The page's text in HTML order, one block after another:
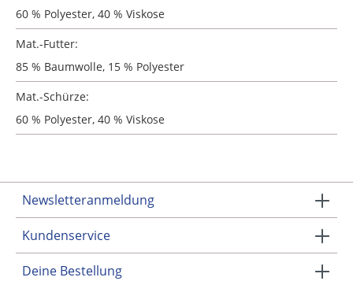
60 % Polyester, 40 % Viskose
Mat.-Futter:
85 % Baumwolle, 15 % Polyester
Mat.-Schürze:
60 % Polyester, 40 % Viskose
Newsletteranmeldung
Kundenservice
Deine Bestellung